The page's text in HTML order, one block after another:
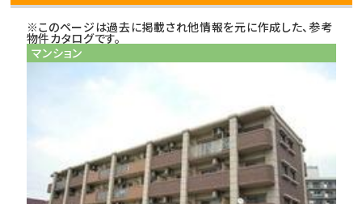
※このページは過去に掲載され他情報を元に作成した、参考
物件カタログです。
マンション